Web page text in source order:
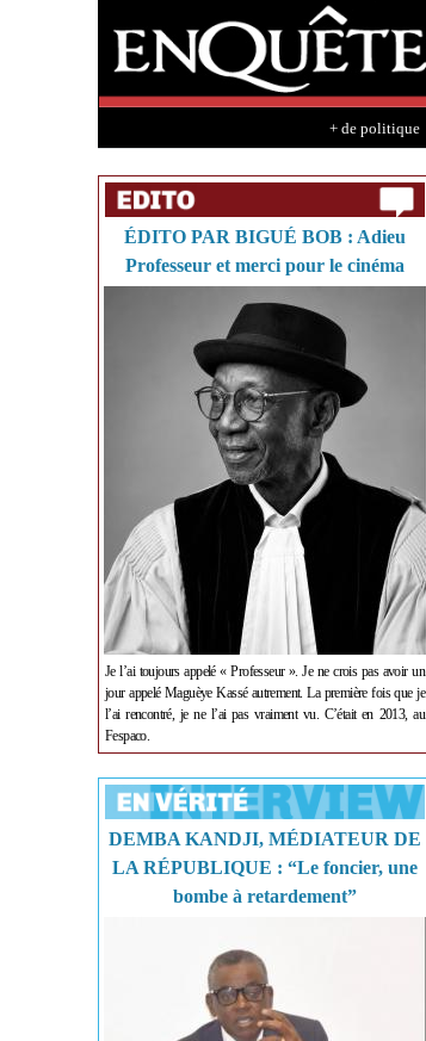
+ de politique
ÉDITO PAR BIGUÉ BOB : Adieu
Professeur et merci pour le cinéma
Je l’ai toujours appelé « Professeur ». Je ne crois pas avoir un
jour appelé Maguèye Kassé autrement. La première fois que je
l’ai rencontré, je ne l’ai pas vraiment vu. C’était en 2013, au
Fespaco.
DEMBA KANDJI, MÉDIATEUR DE
LA RÉPUBLIQUE : “Le foncier, une
bombe à retardement”